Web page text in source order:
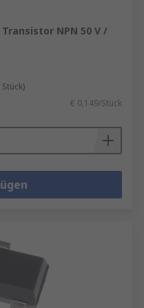
NPN 50 V /
€ 0,149/Stück